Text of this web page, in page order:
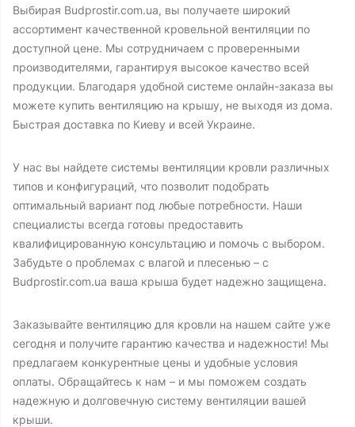
Выбирая Budprostir.com.ua, вы получаете широкий
ассортимент качественной кровельной вентиляции по
доступной цене. Мы сотрудничаем с проверенными
производителями, гарантируя высокое качество всей
продукции. Благодаря удобной системе онлайн-заказа вы
можете купить вентиляцию на крышу, не выходя из дома.
Быстрая доставка по Киеву и всей Украине.
У нас вы найдете системы вентиляции кровли различных
типов и конфигураций, что позволит подобрать
оптимальный вариант под любые потребности. Наши
специалисты всегда готовы предоставить
квалифицированную консультацию и помочь с выбором.
Забудьте о проблемах с влагой и плесенью – с
Budprostir.com.ua ваша крыша будет надежно защищена.
Заказывайте вентиляцию для кровли на нашем сайте уже
сегодня и получите гарантию качества и надежности! Мы
предлагаем конкурентные цены и удобные условия
оплаты. Обращайтесь к нам – и мы поможем создать
надежную и долговечную систему вентиляции вашей
крыши.